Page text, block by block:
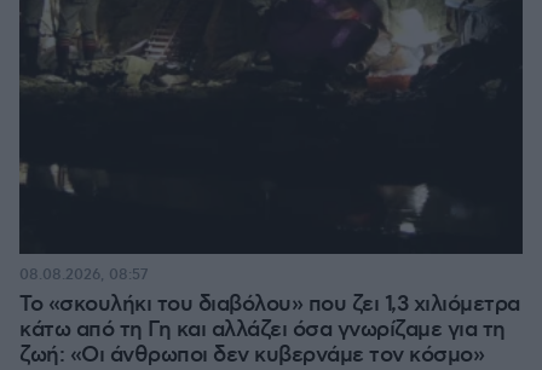
Το «σκουλήκι του διαβόλου» που ζει 1,3 χιλιόμετρα
κάτω από τη Γη και αλλάζει όσα γνωρίζαμε για τη
ζωή: «Οι άνθρωποι δεν κυβερνάμε τον κόσμο»
08.08.2026, 08:57